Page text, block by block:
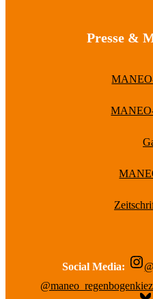
Presse &
Social Media:
@maneo_regenbogenkiez